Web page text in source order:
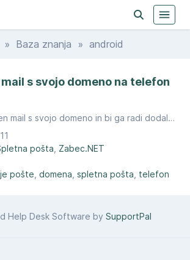
» Baza znanja » android
s svojo domeno na telefon
Če imate ustvarjen mail s svojo domeno in bi ga radi dodali na telefon, sledite navodilom.
pošta Zabec.NET
pošte domena spletna pošta telefon
Help Desk Software by SupportPal